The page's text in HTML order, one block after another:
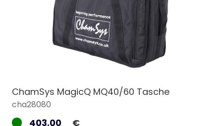
ChamSys MagicQ MQ40/60 Tasche
cha28080
403,00 €